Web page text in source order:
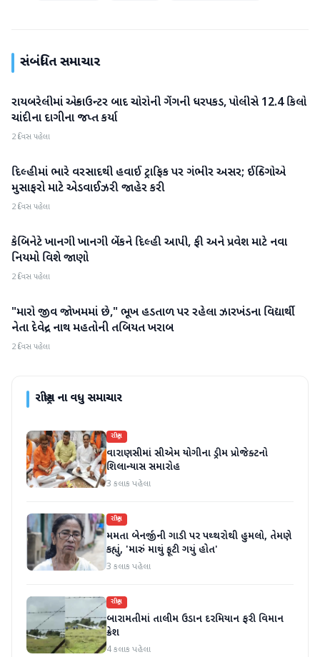
સંબંધિત સમાચાર
રાષ્ટ્રીય
રાયબરેલીમાં એન્કાઉન્ટર બાદ ચોરોની ગેંગની ધરપકડ, પોલીસે 12.4 કિલો
ચાંદીના દાગીના જપ્ત કર્યા
2 દિવસ પહેલા
રાષ્ટ્રીય
દિલ્હીમાં ભારે વરસાદથી હવાઈ ટ્રાફિક પર ગંભીર અસર; ઈન્ડિગોએ
મુસાફરો માટે એડવાઈઝરી જાહેર કરી
2 દિવસ પહેલા
રાષ્ટ્રીય
કેબિનેટે ખાનગી ખાનગી બેંકને દિલ્હી આપી, ફી અને પ્રવેશ માટે નવા
નિયમો વિશે જાણો
2 દિવસ પહેલા
રાષ્ટ્રીય
"મારો જીવ જોખમમાં છે," ભૂખ હડતાળ પર રહેલા ઝારખંડના વિદ્યાર્થી
નેતા દેવેન્દ્ર નાથ મહતોની તબિયત ખરાબ
2 દિવસ પહેલા
રાષ્ટ્રીયના વધુ સમાચાર
રાષ્ટ્રીય
વારાણસીમાં સીએમ યોગીના ડ્રીમ પ્રોજેક્ટનો
શિલાન્યાસ સમારોહ
3 કલાક પહેલા
રાષ્ટ્રીય
મમતા બેનર્જીની ગાડી પર પથ્થરોથી હુમલો, તેમણે
કહ્યું, 'મારું માથું ફૂટી ગયું હોત'
3 કલાક પહેલા
રાષ્ટ્રીય
બારામતીમાં તાલીમ ઉડાન દરમિયાન ફરી વિમાન
ક્રેશ
4 કલાક પહેલા